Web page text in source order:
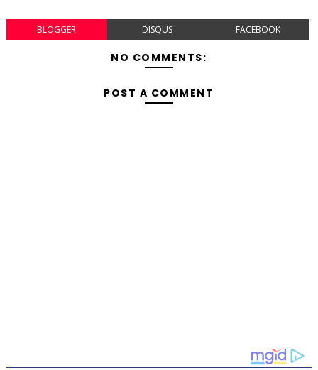
BLOGGER DISQUS FACEBOOK
NO COMMENTS:
POST A COMMENT